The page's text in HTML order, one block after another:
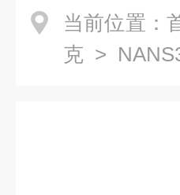
当前位置：
克 >